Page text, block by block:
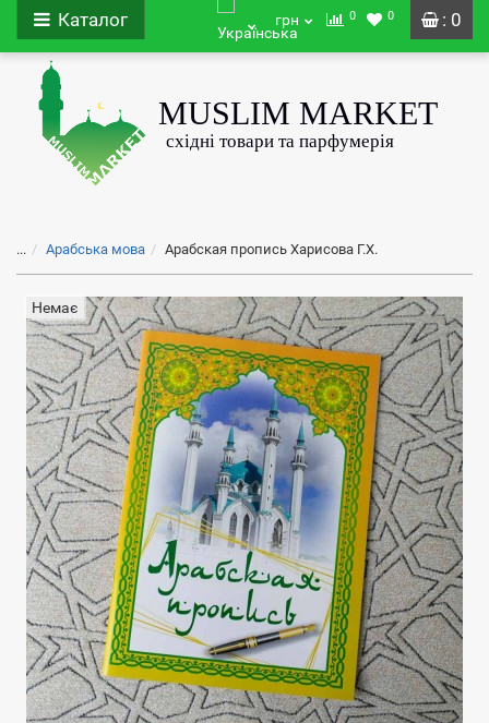
: 0
Каталог грн 0 0
... Арабська мова Арабская пропись Харисова Г.Х.
Немає